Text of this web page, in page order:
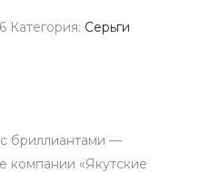
Категория: Серьги
с бриллиантами —
компании «Якутские